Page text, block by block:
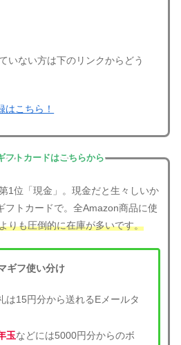
いない方は下のリンクからどう
こちら！
フトカードはこちらから
1位「現金」。現金だと生々しいか
フトカードで。全Amazon商品に使
りも圧倒的に在庫が多いです。
ギフ使い分け
は15円分から送れるEメールタ
玉などには5000円分からのボ